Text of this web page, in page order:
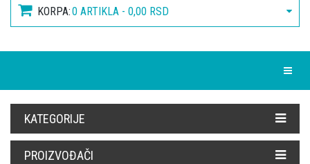
KORPA:0 ARTIKLA - 0,00 RSD
KATEGORIJE
PROIZVOĐAČI